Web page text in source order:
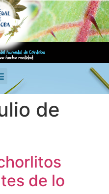
humedal de Córdoba
hecho realidad
de
de lo